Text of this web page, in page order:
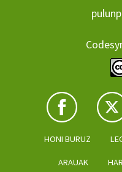
HONI BURUZ
ARAUAK